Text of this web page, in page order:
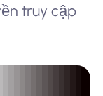
truy cập